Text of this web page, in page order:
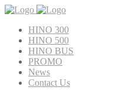
HINO 300
HINO 500
HINO BUS
PROMO
News
Contact Us